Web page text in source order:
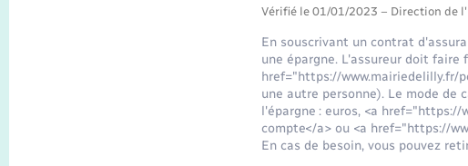
Vérifié le 01/01/2023 – Direction de
En souscrivant un contrat
une épargne. L'assureur doit
href="https://www.mairiedelilly.fr/
une autre personne). Le mode
l'épargne : euros, <a
compte</a> ou <a href="https://
En cas de besoin, vous pouvez